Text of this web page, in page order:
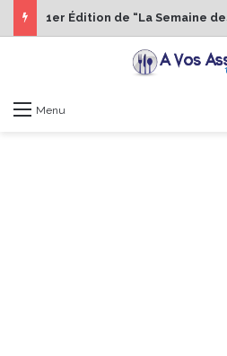
Menu